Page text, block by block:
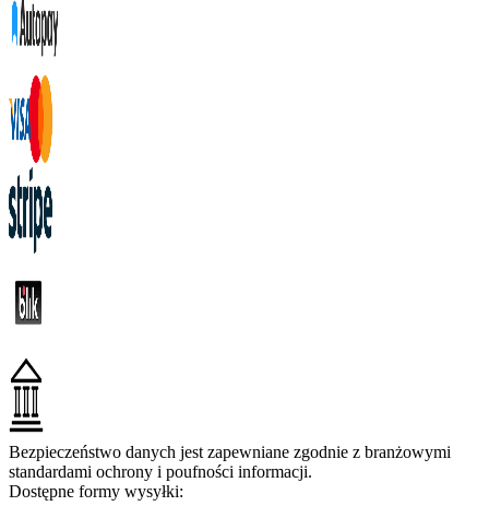
Bezpieczeństwo danych jest zapewniane zgodnie z branżowymi
standardami ochrony i poufności informacji.
Dostępne formy wysyłki: